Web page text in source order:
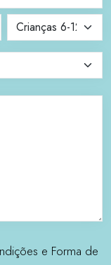
e Forma de